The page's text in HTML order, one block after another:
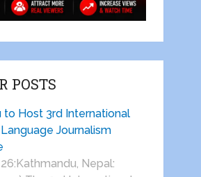
POSTS
to Host 3rd International
Journalism
Nepal: